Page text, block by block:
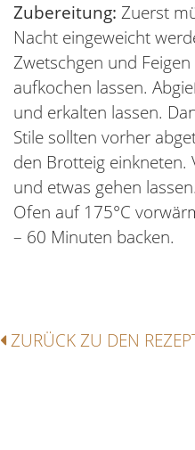
Zubereitung: Zuerst
Nacht eingeweicht
Zwetschgen und
aufkochen lassen.
und erkalten lassen.
Stile sollten vorher
den Brotteig einkneten.
und etwas gehen
Ofen auf 175°C
– 60 Minuten backen.
ZURÜCK ZU DEN